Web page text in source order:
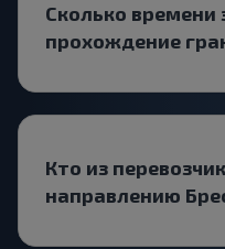
Сколько времени
прохождение
Кто из
направлению